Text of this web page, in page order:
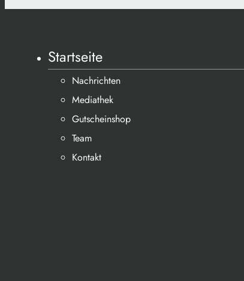
Startseite
Nachrichten
Mediathek
Gutscheinshop
Team
Kontakt